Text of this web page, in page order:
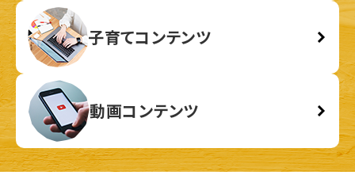
子育てコンテンツ
動画コンテンツ